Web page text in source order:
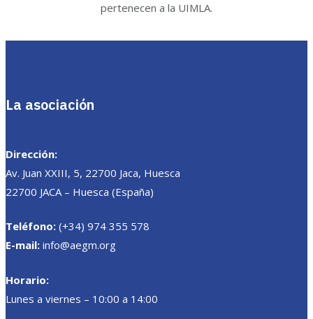
pertenecen a la UIMLA.
La asociación
Dirección:
Av. Juan XXIII, 5, 22700 Jaca, Huesca
22700 JACA – Huesca (España)
Teléfono: (+34) 974 355 578
E-mail: info@aegm.org
Horario:
Lunes a viernes – 10:00 a 14:00